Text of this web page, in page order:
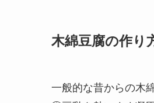
木綿豆腐の作り
一般的な昔からの木